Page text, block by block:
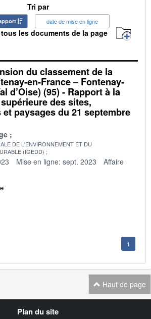
Tri par
date de mise en ligne
les documents de la page
du classement de la
en-France – Fontenay-
d’Oise) (95) - Rapport à la
des sites,
paysages du 21 septembre
DE L'ENVIRONNEMENT ET DU
(IGEDD)
Mise en ligne: sept. 2023
Affaire
1
Haut de page
Plan du site